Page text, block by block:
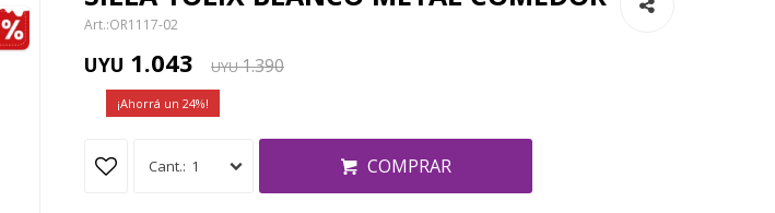
OR1117-02
UYU 1.043 UYU1.390
24
1 COMPRAR